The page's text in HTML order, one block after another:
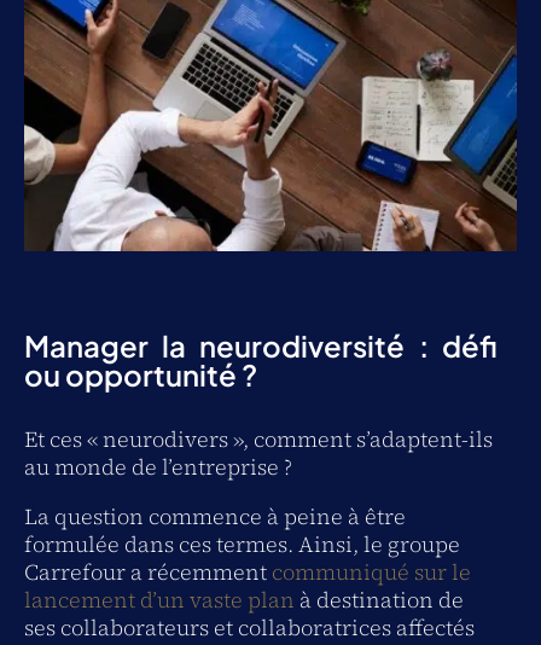
Manager la neurodiversité : défi
ou opportunité ?
Et ces « neurodivers », comment s’adaptent-ils
au monde de l’entreprise ?
La question commence à peine à être
formulée dans ces termes. Ainsi, le groupe
Carrefour a récemment communiqué sur le
lancement d’un vaste plan à destination de
ses collaborateurs et collaboratrices affectés